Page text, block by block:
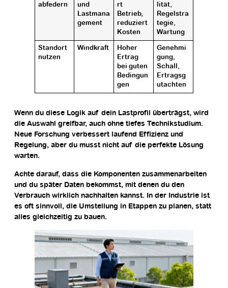
abfedern
und
Lastmana
gement
rt
Betrieb,
reduziert
Kosten
lität,
Regelstra
tegie,
Wartung
Standort
nutzen
Windkraft
Hoher
Ertrag
bei guten
Bedingun
gen
Genehmi
gung,
Schall,
Ertragsg
utachten
Wenn du diese Logik auf dein Lastprofil überträgst, wird
die Auswahl greifbar, auch ohne tiefes Technikstudium.
Neue Forschung verbessert laufend Effizienz und
Regelung, aber du musst nicht auf die perfekte Lösung
warten.
Achte darauf, dass die Komponenten zusammenarbeiten
und du später Daten bekommst, mit denen du den
Verbrauch wirklich nachhalten kannst. In der Industrie ist
es oft sinnvoll, die Umstellung in Etappen zu planen, statt
alles gleichzeitig zu bauen.